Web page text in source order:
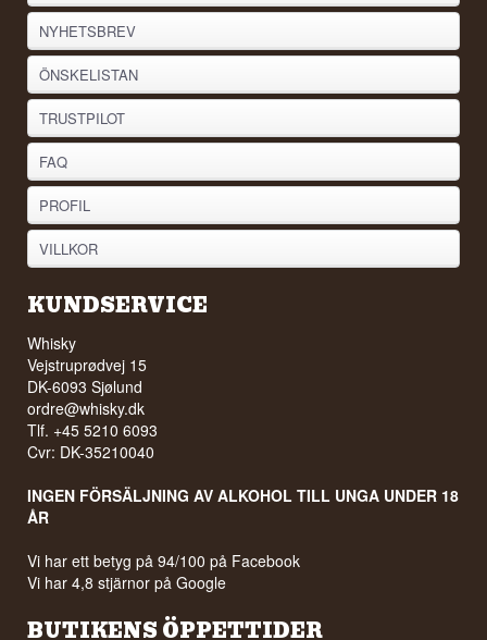
NYHETSBREV
ÖNSKELISTAN
TRUSTPILOT
FAQ
PROFIL
VILLKOR
KUNDSERVICE
Whisky
Vejstruprødvej 15
DK-6093 Sjølund
ordre@whisky.dk
Tlf. +45 5210 6093
Cvr: DK-35210040
INGEN FÖRSÄLJNING AV ALKOHOL TILL UNGA UNDER 18
ÅR
Vi har ett betyg på 94/100 på Facebook
Vi har 4,8 stjärnor på Google
BUTIKENS ÖPPETTIDER